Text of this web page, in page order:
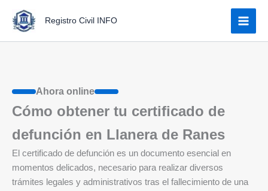
contenido
Registro Civil INFO
Ahora online
Cómo obtener tu certificado de
defunción en Llanera de Ranes
El certificado de defunción es un documento esencial en
momentos delicados, necesario para realizar diversos
trámites legales y administrativos tras el fallecimiento de una